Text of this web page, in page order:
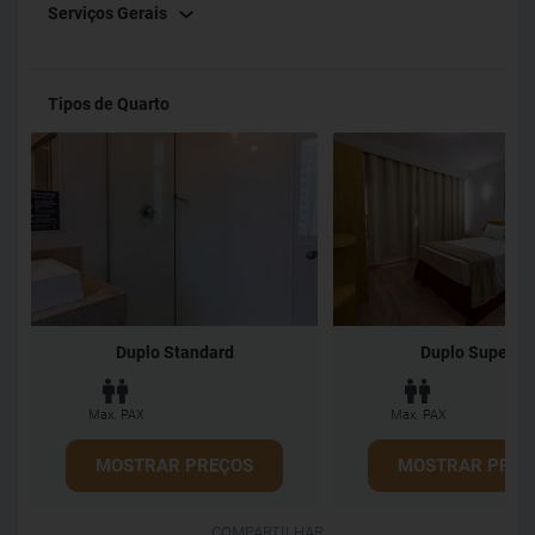
localização fantástica e aproveite o melhor de Brasília, seja
Serviços Gerais
Tipos de Quarto
Duplo Standard
Max. PAX
MOSTRAR PREÇOS
Duplo Superior
Max. PAX
MOSTRAR